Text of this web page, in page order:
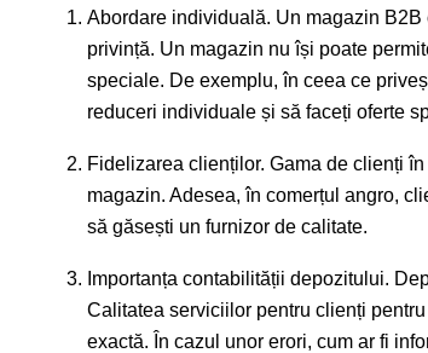
Abordare individuală. Un magazin
privință. Un magazin nu își poate
speciale. De exemplu, în ceea ce
reduceri individuale și să faceți oferte
Fidelizarea clienților. Gama de clienți
magazin. Adesea, în comerțul angro,
să găsești un furnizor de calitate.
Importanța contabilității depozitului.
Calitatea serviciilor pentru clienți
exactă. În cazul unor erori, cum ar fi